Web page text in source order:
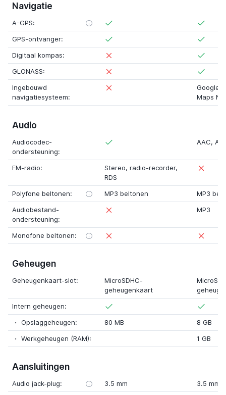
Navigatie
A-GPS:
GPS-ontvanger:
Digitaal kompas:
GLONASS:
Ingebouwd
navigatiesysteem:
Google
Maps
Audio
Audiocodec-
ondersteuning:
AAC,
FM-radio: Stereo, radio-recorder,
RDS
Polyfone beltonen:
MP3 beltonen
MP3
Audiobestand-
ondersteuning:
MP3
Monofone beltonen:
Geheugen
Geheugenkaart-slot:
MicroSDHC-
geheugenkaart
Intern geheugen:
Opslaggeheugen:
80 MB
8 GB
Werkgeheugen (RAM):
1 GB
Aansluitingen
Audio jack-plug: 3.5 mm
3.5 mm